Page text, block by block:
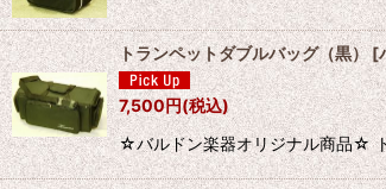
トランペットダブルバッグ（黒）[
7,500円(税込)
☆バルドン楽器オリジナル商品☆